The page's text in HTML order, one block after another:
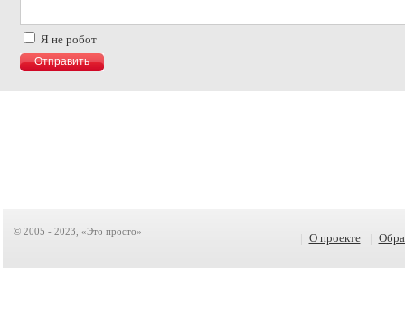
Я не робот
© 2005 - 2023, «Это просто» О проекте